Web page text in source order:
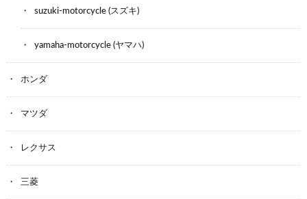
suzuki-motorcycle (スズキ)
yamaha-motorcycle (ヤマハ)
ホンダ
マツダ
レクサス
三菱